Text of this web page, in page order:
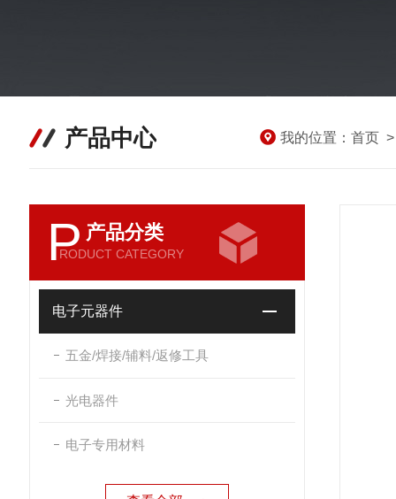
产品中心 我的位置： 首页
P 产品分类
RODUCT CATEGORY
电子元器件
五金/焊接/辅料/返修工具
光电器件
电子专用材料